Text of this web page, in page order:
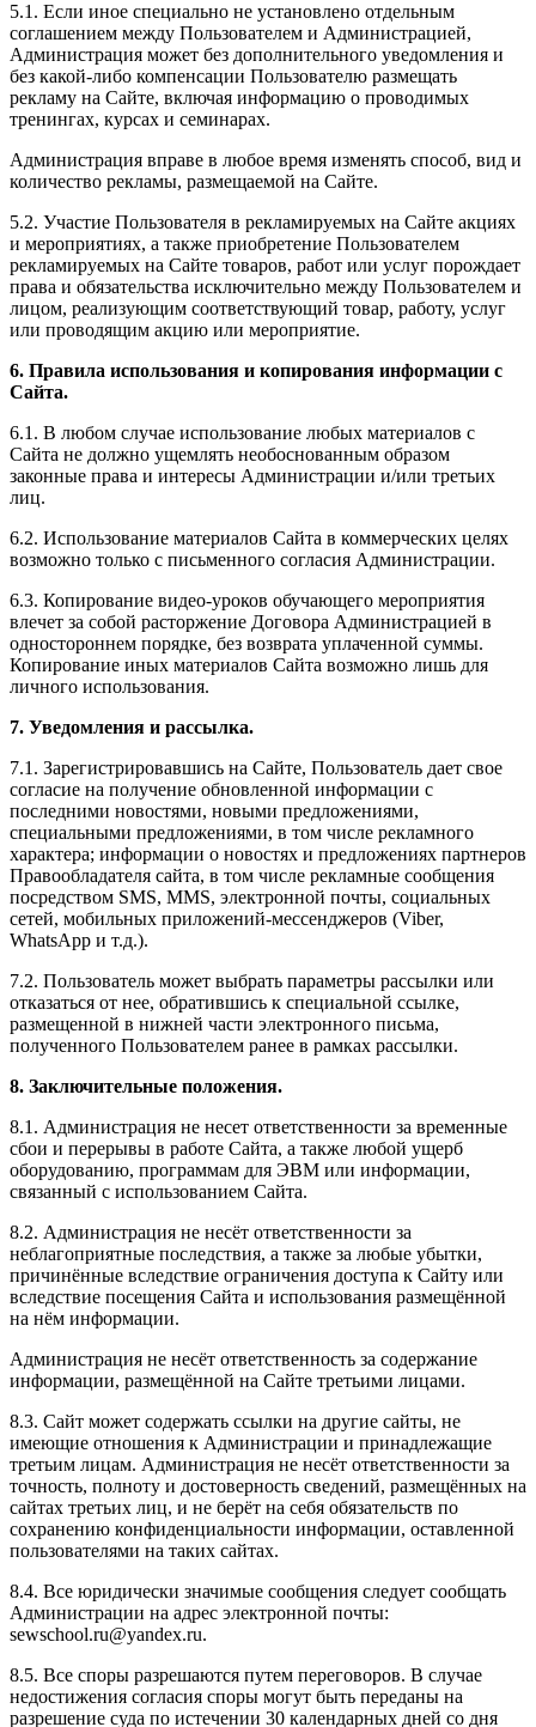
5.1. Если иное специально не установлено отдельным
соглашением между Пользователем и Администрацией,
Администрация может без дополнительного уведомления и
без какой-либо компенсации Пользователю размещать
рекламу на Сайте, включая информацию о проводимых
тренингах, курсах и семинарах.
Администрация вправе в любое время изменять способ, вид и
количество рекламы, размещаемой на Сайте.
5.2. Участие Пользователя в рекламируемых на Сайте акциях
и мероприятиях, а также приобретение Пользователем
рекламируемых на Сайте товаров, работ или услуг порождает
права и обязательства исключительно между Пользователем и
лицом, реализующим соответствующий товар, работу, услуг
или проводящим акцию или мероприятие.
6. Правила использования и копирования информации с
Сайта.
6.1. В любом случае использование любых материалов с
Сайта не должно ущемлять необоснованным образом
законные права и интересы Администрации и/или третьих
лиц.
6.2. Использование материалов Сайта в коммерческих целях
возможно только с письменного согласия Администрации.
6.3. Копирование видео-уроков обучающего мероприятия
влечет за собой расторжение Договора Администрацией в
одностороннем порядке, без возврата уплаченной суммы.
Копирование иных материалов Сайта возможно лишь для
личного использования.
7. Уведомления и рассылка.
7.1. Зарегистрировавшись на Сайте, Пользователь дает свое
согласие на получение обновленной информации с
последними новостями, новыми предложениями,
специальными предложениями, в том числе рекламного
характера; информации о новостях и предложениях партнеров
Правообладателя сайта, в том числе рекламные сообщения
посредством SMS, MMS, электронной почты, социальных
сетей, мобильных приложений-мессенджеров (Viber,
WhatsApp и т.д.).
7.2. Пользователь может выбрать параметры рассылки или
отказаться от нее, обратившись к специальной ссылке,
размещенной в нижней части электронного письма,
полученного Пользователем ранее в рамках рассылки.
8. Заключительные положения.
8.1. Администрация не несет ответственности за временные
сбои и перерывы в работе Сайта, а также любой ущерб
оборудованию, программам для ЭВМ или информации,
связанный с использованием Сайта.
8.2. Администрация не несёт ответственности за
неблагоприятные последствия, а также за любые убытки,
причинённые вследствие ограничения доступа к Сайту или
вследствие посещения Сайта и использования размещённой
на нём информации.
Администрация не несёт ответственность за содержание
информации, размещённой на Сайте третьими лицами.
8.3. Сайт может содержать ссылки на другие сайты, не
имеющие отношения к Администрации и принадлежащие
третьим лицам. Администрация не несёт ответственности за
точность, полноту и достоверность сведений, размещённых на
сайтах третьих лиц, и не берёт на себя обязательств по
сохранению конфиденциальности информации, оставленной
пользователями на таких сайтах.
8.4. Все юридически значимые сообщения следует сообщать
Администрации на адрес электронной почты:
sewschool.ru@yandex.ru.
8.5. Все споры разрешаются путем переговоров. В случае
недостижения согласия споры могут быть переданы на
разрешение суда по истечении 30 календарных дней со дня